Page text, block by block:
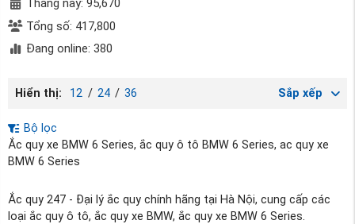
Tháng này: 95,670
Tổng số: 417,800
Đang online: 380
Hiển thị: 12 / 24 / 36 Sắp xếp
Bộ lọc
Ắc quy xe BMW 6 Series, ắc quy ô tô BMW 6 Series, ac quy xe
BMW 6 Series
Ắc quy 247 - Đại lý ắc quy chính hãng tại Hà Nội, cung cấp các
loại ắc quy ô tô, ắc quy xe BMW, ắc quy xe BMW 6 Series.